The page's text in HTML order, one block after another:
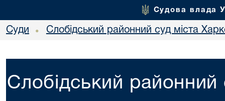
Судова влада
Суди • Слобідський районний суд міста
Слобідський районний